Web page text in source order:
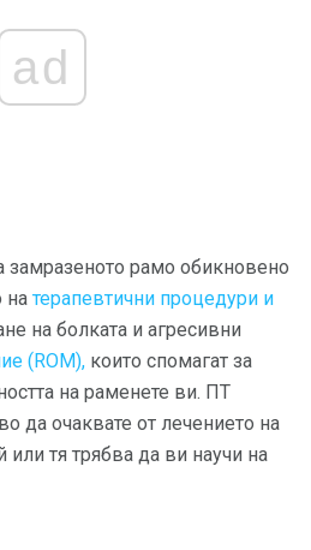
ad
замразеното рамо обикновено
на терапевтични процедури и
на болката и агресивни
(ROM), които спомагат за
на раменете ви. ПТ
да очаквате от лечението на
тя трябва да ви научи на